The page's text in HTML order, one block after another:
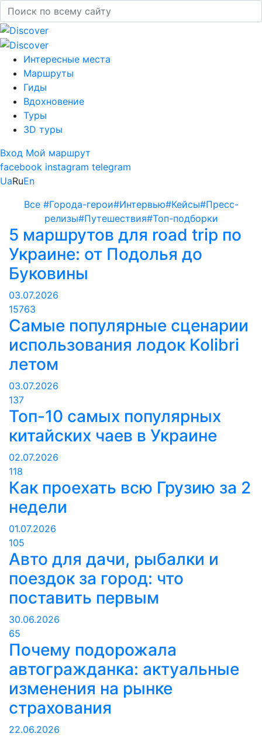
Интересные места
Маршруты
Гиды
Вдохновение
Туры
3D туры
Вход Мой маршрут
facebook instagram telegram
UaRuEn
Все #Города-герои#Интервью#Кейсы#Пресс-
релизы#Путешествия#Топ-подборки
5 маршрутов для road trip по
Украине: от Подолья до
Буковины
03.07.2026
15763
Самые популярные сценарии
использования лодок Kolibri
летом
03.07.2026
137
Топ-10 самых популярных
китайских чаев в Украине
02.07.2026
118
Как проехать всю Грузию за 2
недели
01.07.2026
105
Авто для дачи, рыбалки и
поездок за город: что
поставить первым
30.06.2026
65
Почему подорожала
автогражданка: актуальные
изменения на рынке
страхования
22.06.2026